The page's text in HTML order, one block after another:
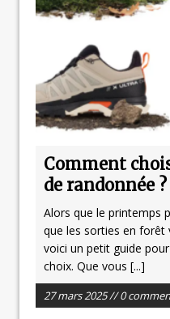
Comment
de randonnée ?
Alors que le printemps
que les sorties en
voici un petit guide
choix. Que vous [...]
27 mars 2025 // 0